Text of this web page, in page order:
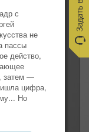
с
не
пассы
действо,
затем —
цифра,
Но